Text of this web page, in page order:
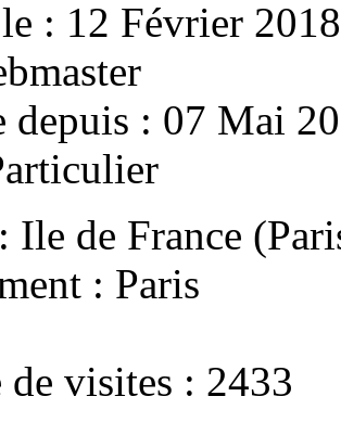
: 12 Février 2018
depuis : 07 Mai
Ile de France
: Paris
visites : 2433